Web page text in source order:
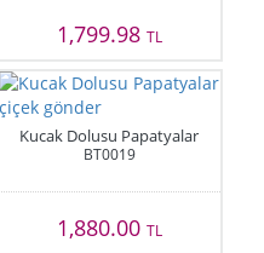
1,799.98 TL
Kucak Dolusu Papatyalar
BT0019
1,880.00 TL